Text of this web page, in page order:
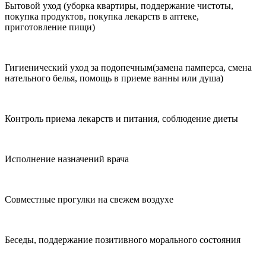
Бытовой уход (уборка квартиры, поддержание чистоты,
покупка продуктов, покупка лекарств в аптеке,
приготовление пищи)
Гигиенический уход за подопечным(замена памперса, смена
нательного белья, помощь в приеме ванны или душа)
Контроль приема лекарств и питания, соблюдение диеты
Исполнение назначений врача
Совместные прогулки на свежем воздухе
Беседы, поддержание позитивного морального состояния